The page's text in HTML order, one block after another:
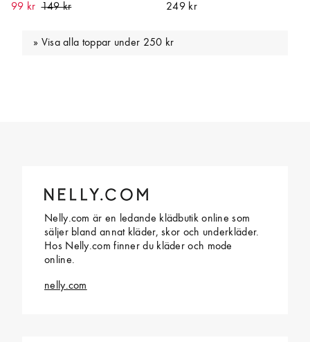
99 kr
249 kr
Visa alla toppar under 250 kr
Nelly.com är en ledande klädbutik online som
säljer bland annat kläder, skor och underkläder.
Hos Nelly.com finner du kläder och mode
online.
nelly.com